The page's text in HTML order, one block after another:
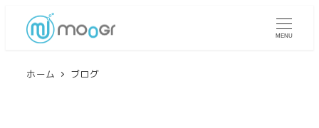
MENU
ホーム ブログ